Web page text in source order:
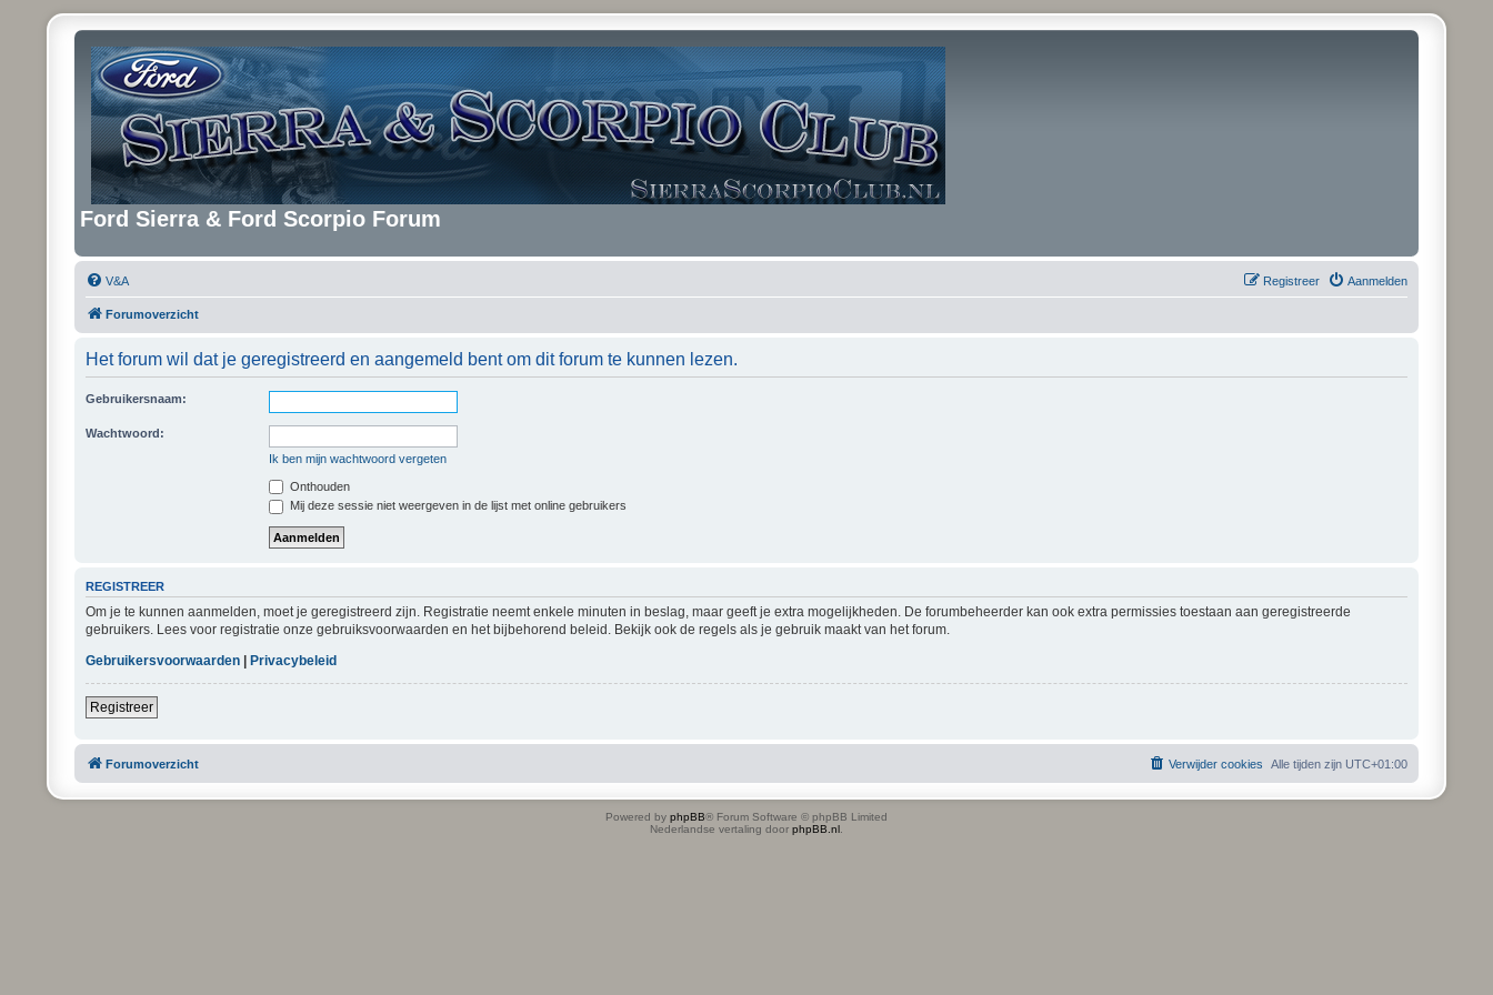
Ford Sierra & Ford Scorpio Forum
V&A Aanmelden
Registreer
Forumoverzicht
Het forum wil dat je geregistreerd en aangemeld bent om dit forum te kunnen lezen.
Gebruikersnaam:
Wachtwoord:
Ik ben mijn wachtwoord vergeten
Onthouden
Mij deze sessie niet weergeven in de lijst met online gebruikers
REGISTREER
Om je te kunnen aanmelden, moet je geregistreerd zijn. Registratie neemt enkele minuten in beslag, maar geeft je extra mogelijkheden. De forumbeheerder kan ook extra permissies toestaan aan geregistreerde
gebruikers. Lees voor registratie onze gebruiksvoorwaarden en het bijbehorend beleid. Bekijk ook de regels als je gebruik maakt van het forum.
Gebruikersvoorwaarden
Privacybeleid
Registreer
Forumoverzicht Alle tijden zijn UTC+01:00
Verwijder cookies
Powered by phpBB® Forum Software © phpBB Limited
Nederlandse vertaling door phpBB.nl.